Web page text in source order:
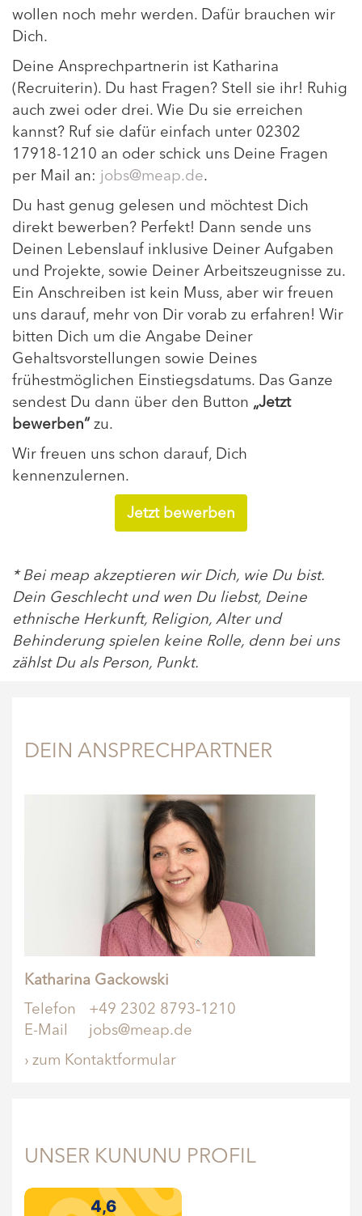
wollen noch mehr werden. Dafür brauchen wir
Dich.
Deine Ansprechpartnerin ist Katharina
(Recruiterin). Du hast Fragen? Stell sie ihr! Ruhig
auch zwei oder drei. Wie Du sie erreichen
kannst? Ruf sie dafür einfach unter 02302
17918-1210 an oder schick uns Deine Fragen
per Mail an: jobs@meap.de.
Du hast genug gelesen und möchtest Dich
direkt bewerben? Perfekt! Dann sende uns
Deinen Lebenslauf inklusive Deiner Aufgaben
und Projekte, sowie Deiner Arbeitszeugnisse zu.
Ein Anschreiben ist kein Muss, aber wir freuen
uns darauf, mehr von Dir vorab zu erfahren! Wir
bitten Dich um die Angabe Deiner
Gehaltsvorstellungen sowie Deines
frühestmöglichen Einstiegsdatums. Das Ganze
sendest Du dann über den Button „Jetzt
bewerben“zu.
Wir freuen uns schon darauf, Dich
kennenzulernen.
Jetzt bewerben
* Bei meap akzeptieren wir Dich, wie Du bist.
Dein Geschlecht und wen Du liebst, Deine
ethnische Herkunft, Religion, Alter und
Behinderung spielen keine Rolle, denn bei uns
zählst Du als Person, Punkt.
DEIN ANSPRECHPARTNER
Katharina Gackowski
Telefon
+49 2302 8793‑1210
E-Mail
jobs@meap.de
› zum Kontaktformular
UNSER KUNUNU PROFIL